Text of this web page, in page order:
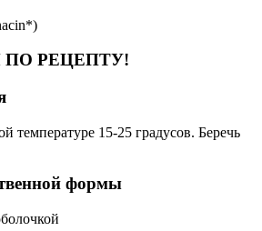
РЕЦЕПТУ!
температуре 15-25 градусов. Беречь
формы